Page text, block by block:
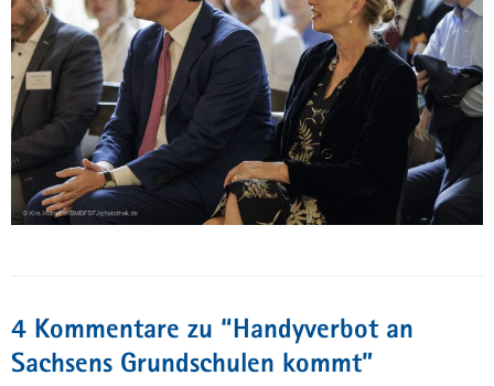
4 Kommentare zu “Handyverbot an
Sachsens Grundschulen kommt”